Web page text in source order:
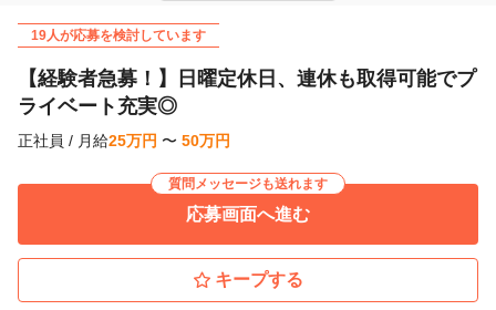
19人が応募を検討しています
【経験者急募！】日曜定休日、連休も取得可能でプ
ライベート充実◎
正社員 / 月給25万円 〜 50万円
質問メッセージも送れます
応募画面へ進む
キープする